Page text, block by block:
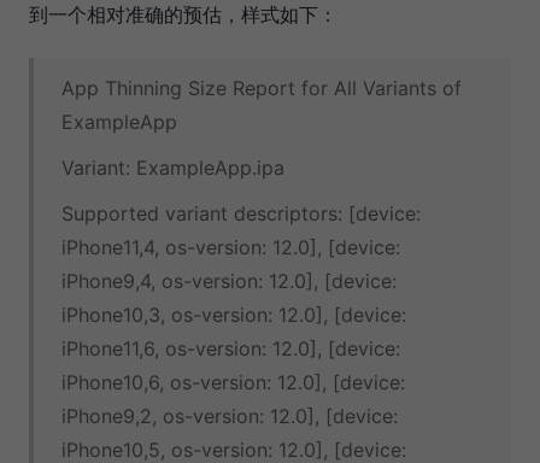
到一个相对准确的预估，样式如下：
App Thinning Size Report for All Variants of
ExampleApp
Variant: ExampleApp.ipa
Supported variant descriptors: [device:
iPhone11,4, os-version: 12.0], [device:
iPhone9,4, os-version: 12.0], [device:
iPhone10,3, os-version: 12.0], [device:
iPhone11,6, os-version: 12.0], [device:
iPhone10,6, os-version: 12.0], [device:
iPhone9,2, os-version: 12.0], [device:
iPhone10,5, os-version: 12.0], [device: